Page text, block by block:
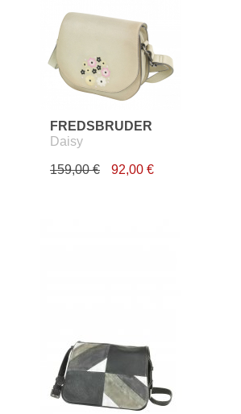
FREDSBRUDER
Daisy
159,00 € 92,00 €